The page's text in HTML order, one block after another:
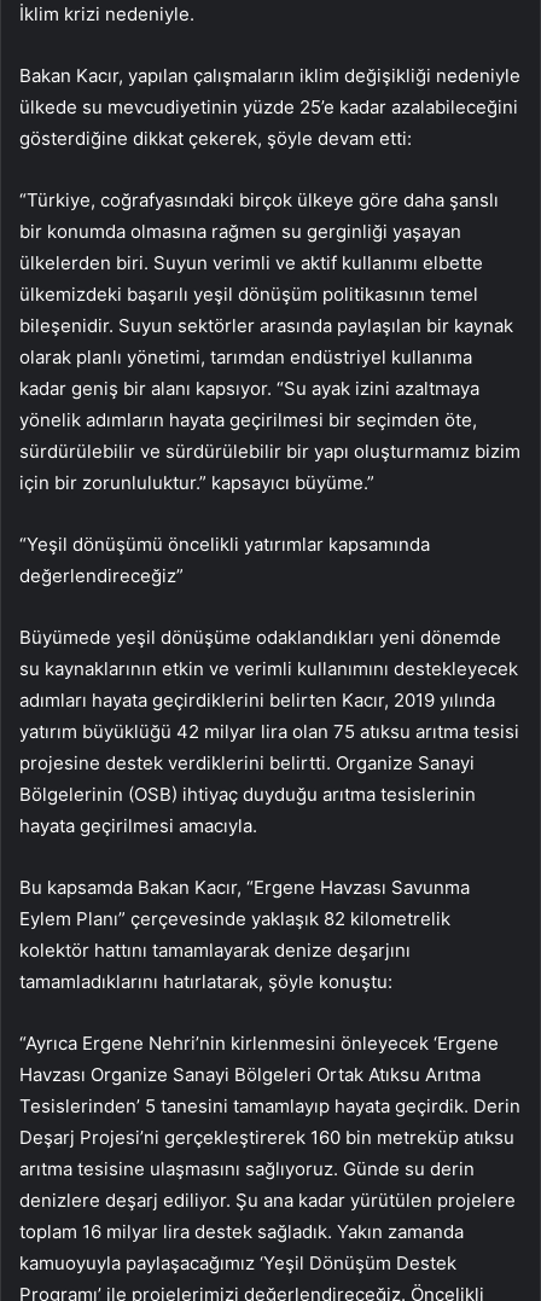
İklim krizi nedeniyle.
Bakan Kacır, yapılan çalışmaların iklim değişikliği nedeniyle
ülkede su mevcudiyetinin yüzde 25’e kadar azalabileceğini
gösterdiğine dikkat çekerek, şöyle devam etti:
“Türkiye, coğrafyasındaki birçok ülkeye göre daha şanslı
bir konumda olmasına rağmen su gerginliği yaşayan
ülkelerden biri. Suyun verimli ve aktif kullanımı elbette
ülkemizdeki başarılı yeşil dönüşüm politikasının temel
bileşenidir. Suyun sektörler arasında paylaşılan bir kaynak
olarak planlı yönetimi, tarımdan endüstriyel kullanıma
kadar geniş bir alanı kapsıyor. “Su ayak izini azaltmaya
yönelik adımların hayata geçirilmesi bir seçimden öte,
sürdürülebilir ve sürdürülebilir bir yapı oluşturmamız bizim
için bir zorunluluktur.” kapsayıcı büyüme.”
“Yeşil dönüşümü öncelikli yatırımlar kapsamında
değerlendireceğiz”
Büyümede yeşil dönüşüme odaklandıkları yeni dönemde
su kaynaklarının etkin ve verimli kullanımını destekleyecek
adımları hayata geçirdiklerini belirten Kacır, 2019 yılında
yatırım büyüklüğü 42 milyar lira olan 75 atıksu arıtma tesisi
projesine destek verdiklerini belirtti. Organize Sanayi
Bölgelerinin (OSB) ihtiyaç duyduğu arıtma tesislerinin
hayata geçirilmesi amacıyla.
Bu kapsamda Bakan Kacır, “Ergene Havzası Savunma
Eylem Planı” çerçevesinde yaklaşık 82 kilometrelik
kolektör hattını tamamlayarak denize deşarjını
tamamladıklarını hatırlatarak, şöyle konuştu:
“Ayrıca Ergene Nehri’nin kirlenmesini önleyecek ‘Ergene
Havzası Organize Sanayi Bölgeleri Ortak Atıksu Arıtma
Tesislerinden’ 5 tanesini tamamlayıp hayata geçirdik. Derin
Deşarj Projesi’ni gerçekleştirerek 160 bin metreküp atıksu
arıtma tesisine ulaşmasını sağlıyoruz. Günde su derin
denizlere deşarj ediliyor. Şu ana kadar yürütülen projelere
toplam 16 milyar lira destek sağladık. Yakın zamanda
kamuoyuyla paylaşacağımız ‘Yeşil Dönüşüm Destek
Programı’ ile projelerimizi değerlendireceğiz. Öncelikli